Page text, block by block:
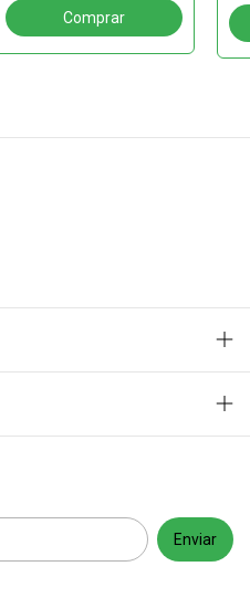
sociedade